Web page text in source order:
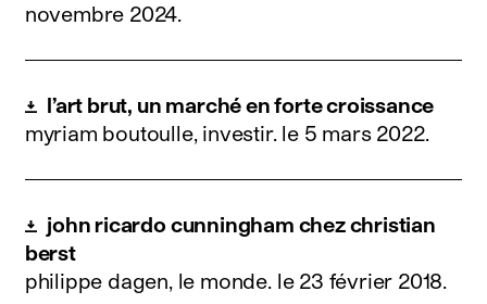
novembre 2024.
l’art brut, un marché en forte croissance
myriam boutoulle, investir. le 5 mars 2022.
john ricardo cunningham chez christian
berst
philippe dagen, le monde. le 23 février 2018.